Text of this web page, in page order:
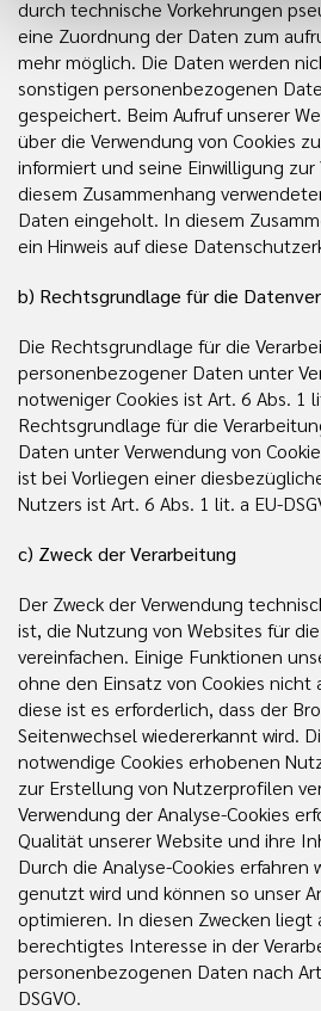
durch technische Vorkehrungen
eine Zuordnung der Daten zum
mehr möglich. Die Daten werden
sonstigen personenbezogenen
gespeichert. Beim Aufruf unserer
über die Verwendung von Cookies
informiert und seine Einwilligung
diesem Zusammenhang
Daten eingeholt. In diesem
ein Hinweis auf diese
b) Rechtsgrundlage für die
Die Rechtsgrundlage für die
personenbezogener Daten unter
notweniger Cookies ist Art. 6 Abs. 1
Rechtsgrundlage für die
Daten unter Verwendung von
ist bei Vorliegen einer
Nutzers ist Art. 6 Abs. 1 lit. a EU-
c) Zweck der Verarbeitung
Der Zweck der Verwendung
ist, die Nutzung von Websites für
vereinfachen. Einige Funktionen
ohne den Einsatz von Cookies
diese ist es erforderlich, dass der
Seitenwechsel wiedererkannt wird.
notwendige Cookies erhobenen
zur Erstellung von Nutzerprofilen
Verwendung der Analyse-Cookies
Qualität unserer Website und ihre
Durch die Analyse-Cookies erfahren
genutzt wird und können so unser
optimieren. In diesen Zwecken liegt
berechtigtes Interesse in der
personenbezogenen Daten nach
DSGVO.